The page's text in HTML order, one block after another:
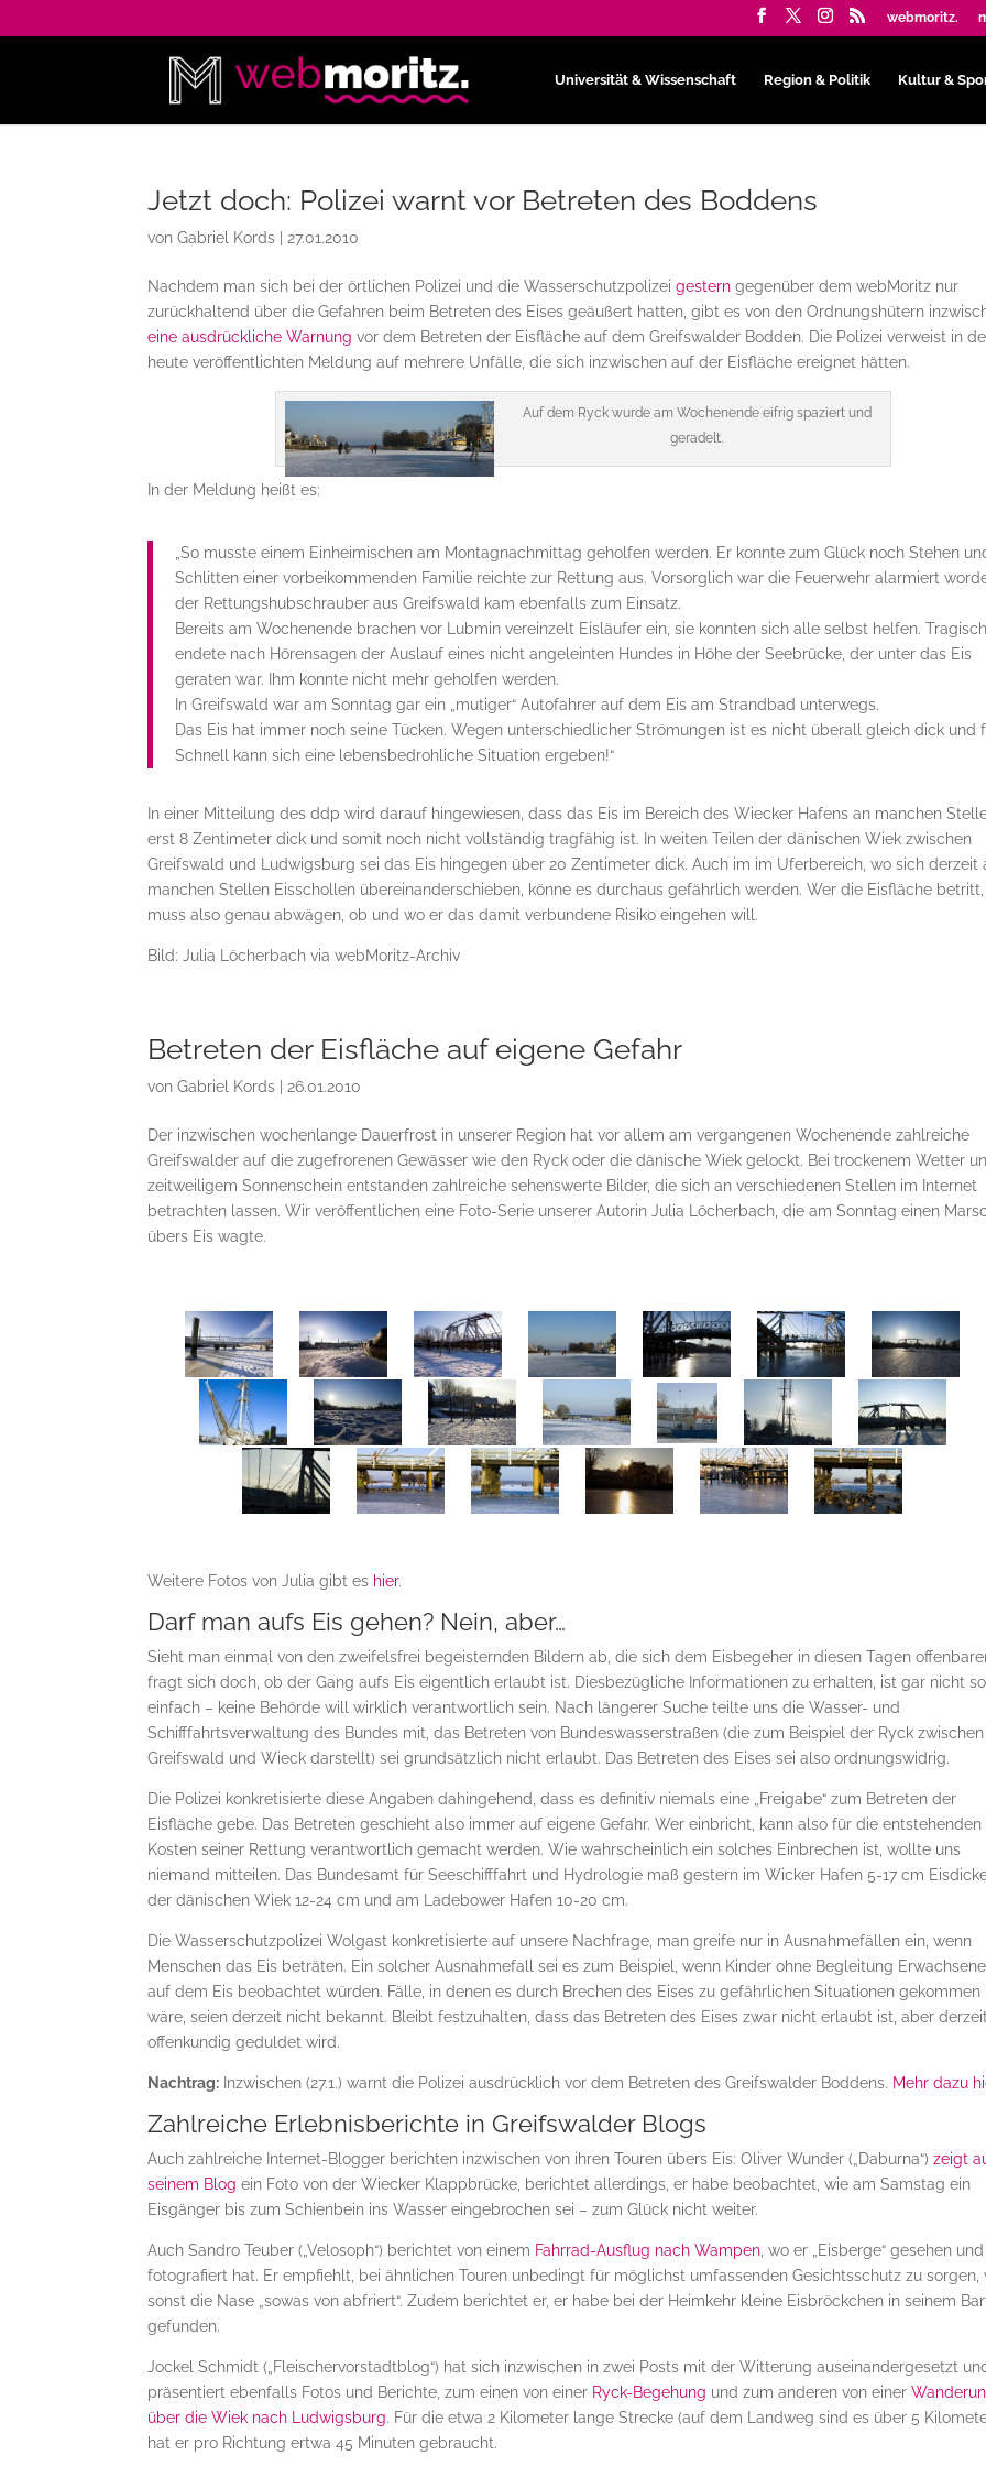
webmoritz.
Universität & Wissenschaft Region & Politik Kultur &
Jetzt doch: Polizei warnt vor Betreten des Boddens
vonGabriel Kords 27.01.2010
Nachdem man sich bei der örtlichen Polizei und die Wasserschutzpolizeigestern gegenüber dem webMoritz nur
zurückhaltend über die Gefahren beim Betreten des Eises geäußert hatten, gibt es von den Ordnungshütern
eine ausdrückliche Warnung vor dem Betreten der Eisfläche auf dem Greifswalder Bodden. Die Polizei verweist in
heute veröffentlichten Meldung auf mehrere Unfälle, die sich inzwischen auf der Eisfläche ereignet hätten.
Auf dem Ryck wurde am Wochenende eifrig spaziert und
geradelt.
In der Meldung heißt es:
„So musste einem Einheimischen am Montagnachmittag geholfen werden. Er konnte zum Glück noch Stehen
Schlitten einer vorbeikommenden Familie reichte zur Rettung aus. Vorsorglich war die Feuerwehr alarmiert
der Rettungshubschrauber aus Greifswald kam ebenfalls zum Einsatz.
Bereits am Wochenende brachen vor Lubmin vereinzelt Eisläufer ein, sie konnten sich alle selbst helfen. Tragisch
endete nach Hörensagen der Auslauf eines nicht angeleinten Hundes in Höhe der Seebrücke, der unter das Eis
geraten war. Ihm konnte nicht mehr geholfen werden.
In Greifswald war am Sonntag gar ein „mutiger“ Autofahrer auf dem Eis am Strandbad unterwegs.
Das Eis hat immer noch seine Tücken. Wegen unterschiedlicher Strömungen ist es nicht überall gleich dick und
Schnell kann sich eine lebensbedrohliche Situation ergeben!“
In einer Mitteilung des ddp wird darauf hingewiesen, dass das Eis im Bereich des Wiecker Hafens an manchen
erst 8 Zentimeter dick und somit noch nicht vollständig tragfähig ist. In weiten Teilen der dänischen Wiek zwischen
Greifswald und Ludwigsburg sei das Eis hingegen über 20 Zentimeter dick. Auch im im Uferbereich, wo sich derzeit
manchen Stellen Eisschollen übereinanderschieben, könne es durchaus gefährlich werden. Wer die Eisfläche betritt,
muss also genau abwägen, ob und wo er das damit verbundene Risiko eingehen will.
Bild: Julia Löcherbach via webMoritz-Archiv
Betreten der Eisfläche auf eigene Gefahr
vonGabriel Kords 26.01.2010
Der inzwischen wochenlange Dauerfrost in unserer Region hat vor allem am vergangenen Wochenende zahlreiche
Greifswalder auf die zugefrorenen Gewässer wie den Ryck oder die dänische Wiek gelockt. Bei trockenem Wetter
zeitweiligem Sonnenschein entstanden zahlreiche sehenswerte Bilder, die sich an verschiedenen Stellen im Internet
betrachten lassen. Wir veröffentlichen eine Foto-Serie unserer Autorin Julia Löcherbach, die am Sonntag einen
übers Eis wagte.
Weitere Fotos von Julia gibt es hier.
Darf man aufs Eis gehen? Nein, aber…
Sieht man einmal von den zweifelsfrei begeisternden Bildern ab, die sich dem Eisbegeher in diesen Tagen
fragt sich doch, ob der Gang aufs Eis eigentlich erlaubt ist. Diesbezügliche Informationen zu erhalten, ist gar nicht so
einfach – keine Behörde will wirklich verantwortlich sein. Nach längerer Suche teilte uns die Wasser- und
Schifffahrtsverwaltung des Bundes mit, das Betreten von Bundeswasserstraßen (die zum Beispiel der Ryck zwischen
Greifswald und Wieck darstellt) sei grundsätzlich nicht erlaubt. Das Betreten des Eises sei also ordnungswidrig.
Die Polizei konkretisierte diese Angaben dahingehend, dass es definitiv niemals eine „Freigabe“ zum Betreten der
Eisfläche gebe. Das Betreten geschieht also immer auf eigene Gefahr. Wer einbricht, kann also für die entstehenden
Kosten seiner Rettung verantwortlich gemacht werden. Wie wahrscheinlich ein solches Einbrechen ist, wollte uns
niemand mitteilen. Das Bundesamt für Seeschifffahrt und Hydrologie maß gestern im Wicker Hafen 5-17 cm
der dänischen Wiek 12-24 cm und am Ladebower Hafen 10-20 cm.
Die Wasserschutzpolizei Wolgast konkretisierte auf unsere Nachfrage, man greife nur in Ausnahmefällen ein, wenn
Menschen das Eis beträten. Ein solcher Ausnahmefall sei es zum Beispiel, wenn Kinder ohne Begleitung
auf dem Eis beobachtet würden. Fälle, in denen es durch Brechen des Eises zu gefährlichen Situationen gekommen
wäre, seien derzeit nicht bekannt. Bleibt festzuhalten, dass das Betreten des Eises zwar nicht erlaubt ist, aber derzeit
offenkundig geduldet wird.
Nachtrag: Inzwischen (27.1.) warnt die Polizei ausdrücklich vor dem Betreten des Greifswalder Boddens. Mehr dazu
Zahlreiche Erlebnisberichte in Greifswalder Blogs
Auch zahlreiche Internet-Blogger berichten inzwischen von ihren Touren übers Eis: Oliver Wunder („Daburna“)zeigt
seinem Blog ein Foto von der Wiecker Klappbrücke, berichtet allerdings, er habe beobachtet, wie am Samstag ein
Eisgänger bis zum Schienbein ins Wasser eingebrochen sei – zum Glück nicht weiter.
Auch Sandro Teuber („Velosoph“) berichtet von einem Fahrrad-Ausflug nach Wampen , wo er „Eisberge“ gesehen und
fotografiert hat. Er empfiehlt, bei ähnlichen Touren unbedingt für möglichst umfassenden Gesichtsschutz zu sorgen,
sonst die Nase „sowas von abfriert“. Zudem berichtet er, er habe bei der Heimkehr kleine Eisbröckchen in seinem
gefunden.
Jockel Schmidt („Fleischervorstadtblog“) hat sich inzwischen in zwei Posts mit der Witterung auseinandergesetzt
präsentiert ebenfalls Fotos und Berichte, zum einen von einer Ryck-Begehung und zum anderen von einer
über die Wiek nach Ludwigsburg. Für die etwa 2 Kilometer lange Strecke (auf dem Landweg sind es über 5
hat er pro Richtung ertwa 45 Minuten gebraucht.